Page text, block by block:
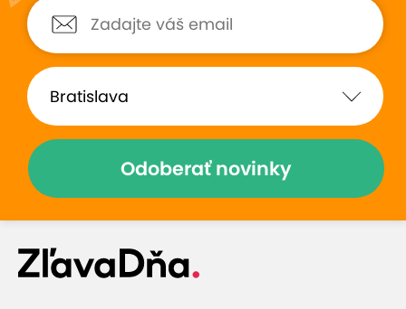
Hodnotené: EXTRA CENY:...
Boli sme už druhý krát na
spokojní.
EXTRA
Skvela dentalna
jeden krok ktorý išla
Odoberať novinky